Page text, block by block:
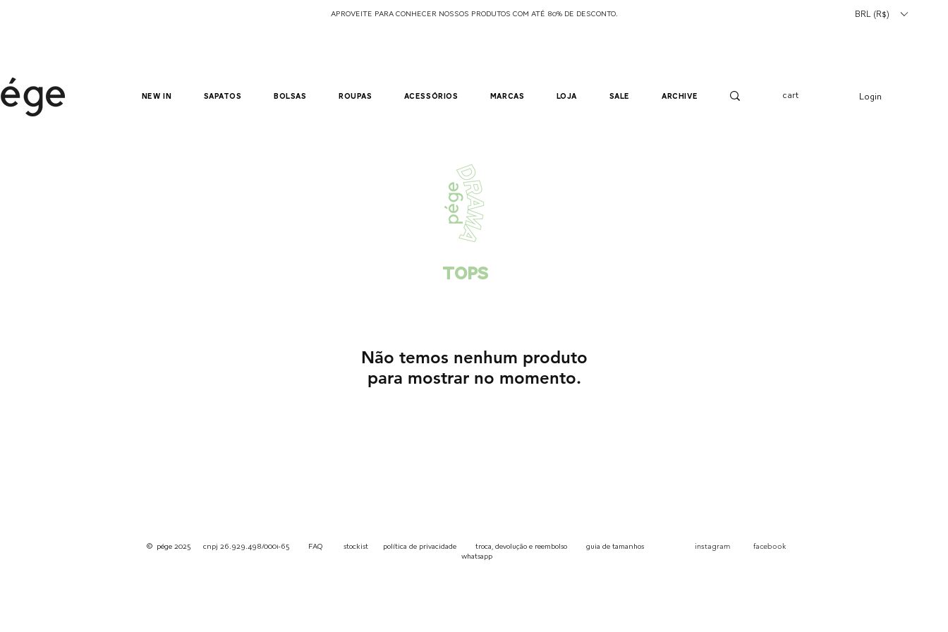
APROVEITE PARA CONHECER NOSSOS PRODUTOS COM ATÉ 80% DE DESCONTO. BRL (R$)
NEW IN sapatos bolsas roupas acessórios marcas loja sale archive cart Login
tops
Não temos nenhum produto
para mostrar no momento.
© pége 2025 cnpj 26.929.498/0001-65 FAQ stockist política de privacidade troca, devolução e reembolso guia de tamanhos instagram facebook
whatsapp